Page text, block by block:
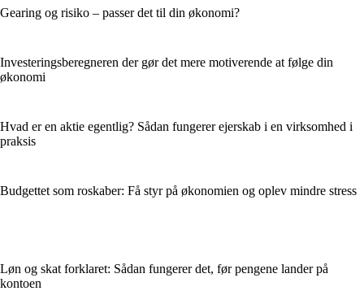
Gearing og risiko – passer det til din økonomi?
Investeringsberegneren der gør det mere motiverende at følge din
økonomi
Hvad er en aktie egentlig? Sådan fungerer ejerskab i en virksomhed i
praksis
Budgettet som roskaber: Få styr på økonomien og oplev mindre stress
Løn og skat forklaret: Sådan fungerer det, før pengene lander på
kontoen